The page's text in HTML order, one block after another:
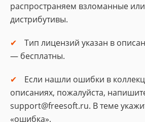
распространяем взломанные
дистрибутивы.
Тип лицензий указан в
— бесплатны.
Если нашли ошибки в
описаниях, пожалуйста,
support@freesoft.ru. В теме
«ошибка».